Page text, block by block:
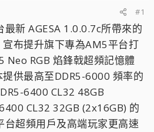
#1
新 AGESA 1.0.0.7c所帶來的
布提升旗下專為AM5平台打
RGB 焰鋒戟超頻記憶體
供最高至DDR5-6000 頻率的
6400 CL32 48GB
CL32 32GB (2x16GB) 的
超頻用戶及高端玩家更高速